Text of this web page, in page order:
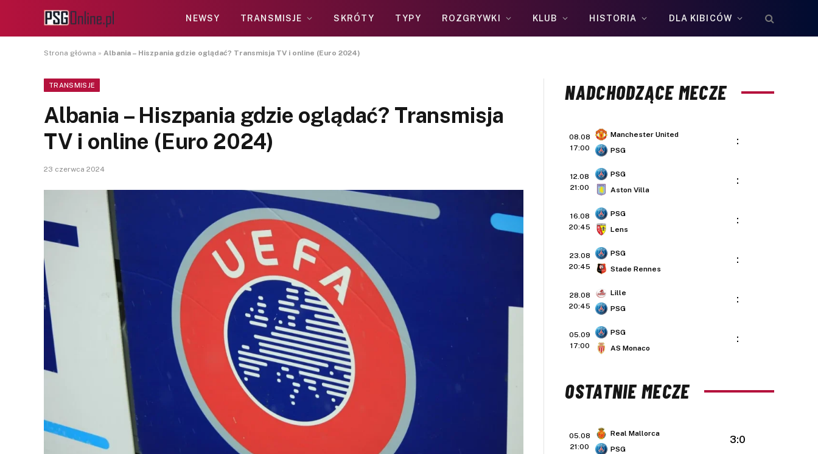
NEWSY TRANSMISJE SKRÓTY TYPY ROZGRYWKI KLUB HISTORIA DLA KIBICÓW
Strona główna » Albania – Hiszpania gdzie oglądać? Transmisja TV i online (Euro 2024)
TRANSMISJE
Albania – Hiszpania gdzie oglądać? Transmisja
TV i online (Euro 2024)
23 czerwca 2024
NADCHODZĄCE MECZE
08.08
17:00
Manchester United
PSG
:
12.08
21:00
PSG
Aston Villa
:
16.08
20:45
PSG
Lens
:
23.08
20:45
PSG
Stade Rennes
:
28.08
20:45
Lille
PSG
:
05.09
17:00
PSG
AS Monaco
:
OSTATNIE MECZE
05.08
21:00
Real Mallorca
PSG
3:0